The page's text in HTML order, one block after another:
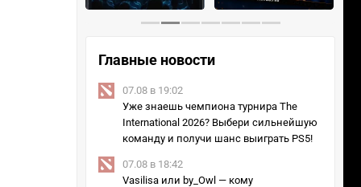
Главные новости
07.08 в 19:02
Уже знаешь чемпиона турнира The
International 2026? Выбери сильнейшую
команду и получи шанс выиграть PS5!
07.08 в 18:42
Vasilisa или by_Owl — кому